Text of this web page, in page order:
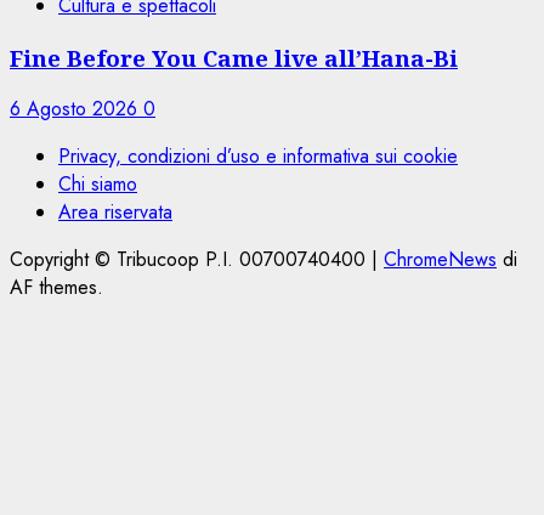
Fine Before You Came live all’Hana-Bi
6 Agosto 2026 0
Privacy, condizioni d’uso e informativa sui cookie
Chi siamo
Area riservata
Copyright © Tribucoop P.I. 00700740400 | ChromeNews di
AF themes.